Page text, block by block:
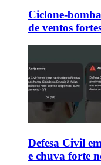
Ciclone-
de ventos
Defesa Civil
e chuva forte